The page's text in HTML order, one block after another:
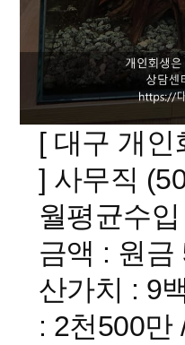
[ 대구 개인
] 사무직
월평균수
금액 : 원금
산가치 : 9
: 2천500만